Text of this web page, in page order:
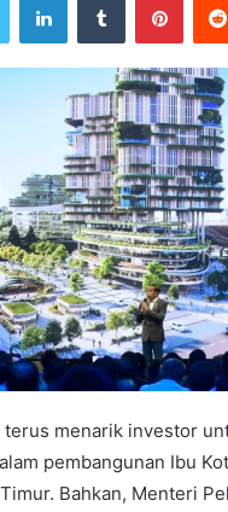
menarik investor
pembangunan Ibu
Bahkan, Menteri